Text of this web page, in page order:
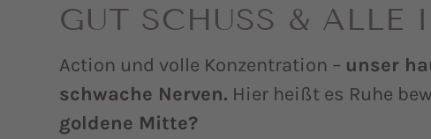
GUT SCHUSS & ALLE
Action und volle Konzentration – unser
schwache Nerven. Hier heißt es Ruhe
goldene Mitte?